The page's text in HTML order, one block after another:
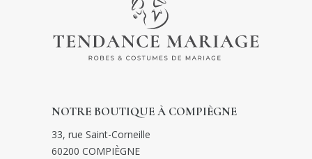
NOTRE BOUTIQUE À COMPIÈGNE
33, rue Saint-Corneille
60200 COMPIÈGNE